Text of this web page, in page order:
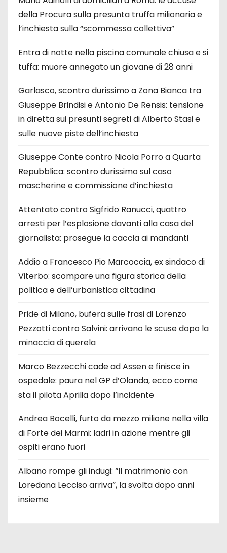
della Procura sulla presunta truffa milionaria e
l’inchiesta sulla “scommessa collettiva”
Entra di notte nella piscina comunale chiusa e si
tuffa: muore annegato un giovane di 28 anni
Garlasco, scontro durissimo a Zona Bianca tra
Giuseppe Brindisi e Antonio De Rensis: tensione
in diretta sui presunti segreti di Alberto Stasi e
sulle nuove piste dell’inchiesta
Giuseppe Conte contro Nicola Porro a Quarta
Repubblica: scontro durissimo sul caso
mascherine e commissione d’inchiesta
Attentato contro Sigfrido Ranucci, quattro
arresti per l’esplosione davanti alla casa del
giornalista: prosegue la caccia ai mandanti
Addio a Francesco Pio Marcoccia, ex sindaco di
Viterbo: scompare una figura storica della
politica e dell’urbanistica cittadina
Pride di Milano, bufera sulle frasi di Lorenzo
Pezzotti contro Salvini: arrivano le scuse dopo la
minaccia di querela
Marco Bezzecchi cade ad Assen e finisce in
ospedale: paura nel GP d’Olanda, ecco come
sta il pilota Aprilia dopo l’incidente
Andrea Bocelli, furto da mezzo milione nella villa
di Forte dei Marmi: ladri in azione mentre gli
ospiti erano fuori
Albano rompe gli indugi: “Il matrimonio con
Loredana Lecciso arriva”, la svolta dopo anni
insieme